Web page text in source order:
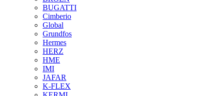
BUGATTI
Cimberio
Global
Grundfos
Hermes
HERZ
HME
IMI
JAFAR
K-FLEX